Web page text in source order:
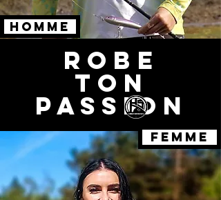
HOMME
ROBE
TON
PASSION
FEMME